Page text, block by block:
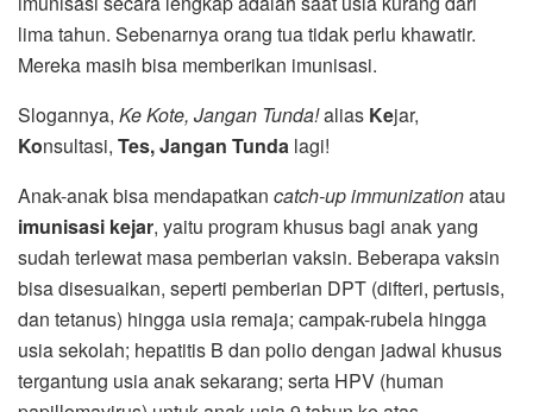
lima tahun. Sebenarnya orang tua tidak perlu khawatir.
Mereka masih bisa memberikan imunisasi.
Slogannya, Ke Kote, Jangan Tunda!alias Kejar,
Konsultasi, Tes, Jangan Tunda lagi!
Anak-anak bisa mendapatkan catch-up immunizationatau
imunisasi kejar, yaitu program khusus bagi anak yang
sudah terlewat masa pemberian vaksin. Beberapa vaksin
bisa disesuaikan, seperti pemberian DPT (difteri, pertusis,
dan tetanus) hingga usia remaja; campak-rubela hingga
usia sekolah; hepatitis B dan polio dengan jadwal khusus
tergantung usia anak sekarang; serta HPV (human